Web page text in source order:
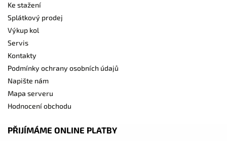
Ke stažení
Splátkový prodej
Výkup kol
Servis
Kontakty
Podmínky ochrany osobních údajů
Napište nám
Mapa serveru
Hodnocení obchodu
PŘIJÍMÁME ONLINE PLATBY